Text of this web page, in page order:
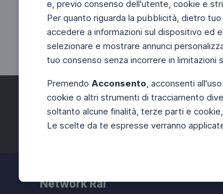
e, previo consenso dell'utente, cookie e
Per quanto riguarda la pubblicità, dietro
accedere a informazioni sul dispositivo ed
selezionare e mostrare annunci
tuo consenso senza incorrere in limitazioni
Premendo Acconsento, acconsenti
cookie o altri strumenti di tracciamento
soltanto alcune finalità, terze parti e
Le scelte da te espresse verranno
Facebook Twitter